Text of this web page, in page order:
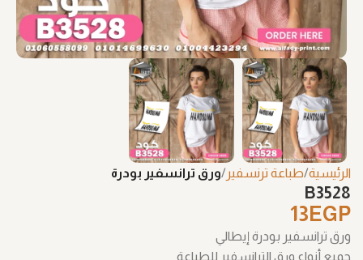
الرئيسية طباعة ترنسفير ورق ترانسفير بودرة
B3528
13 EGP
ورق ترانسفير بودرة إيطالي
جميع أنواع ورق الترانسفير للطباعة